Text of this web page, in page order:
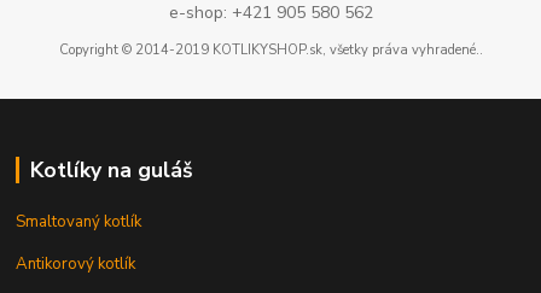
e-shop: +421 905 580 562
Copyright © 2014-2019 KOTLIKYSHOP.sk, všetky práva vyhradené..
Kotlíky na guláš
Smaltovaný kotlík
Antikorový kotlík